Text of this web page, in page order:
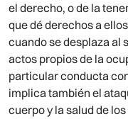
el derecho, o de la
que dé derechos a
cuando se desplaza al
actos propios de la
particular conducta
implica también el
cuerpo y la salud de